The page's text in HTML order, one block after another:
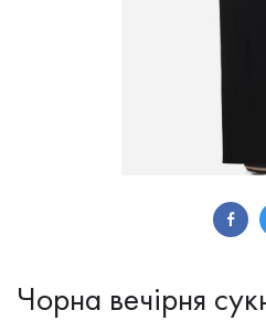
Чорна вечірня